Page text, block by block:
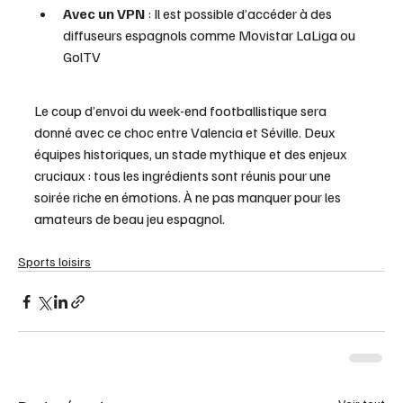
Avec un VPN : Il est possible d’accéder à des
diffuseurs espagnols comme Movistar LaLiga ou
GolTV
Le coup d’envoi du week-end footballistique sera
donné avec ce choc entre Valencia et Séville. Deux
équipes historiques, un stade mythique et des enjeux
cruciaux : tous les ingrédients sont réunis pour une
soirée riche en émotions. À ne pas manquer pour les
amateurs de beau jeu espagnol.
Sports loisirs